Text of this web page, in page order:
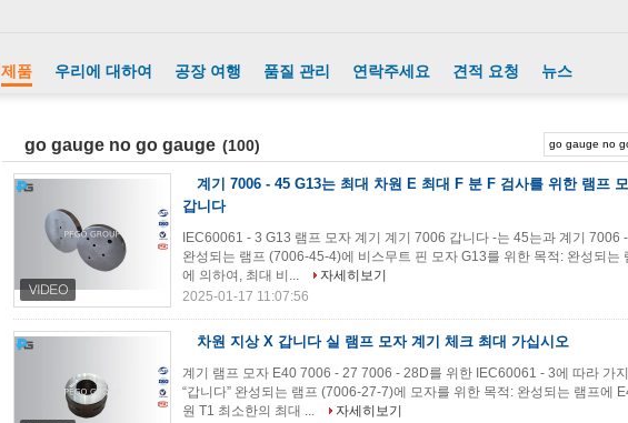
제품 우리에 대하여 공장 여행 품질 관리 연락주세요 견적 요청 뉴스
go gauge no go gauge (100)
계기 7006 - 45 G13는 최대 차원 E 최대 F 분 F 검사를 위한 램프
갑니다
IEC60061 - 3 G13 램프 모자 계기 계기 7006 갑니다 -는 45는과 계기 7006
완성되는 램프 (7006-45-4)에 비스무트 핀 모자 G13를 위한 목적: 완성되는
에 의하여, 최대 비...
자세히보기
2025-01-17 11:07:56
차원 지상 X 갑니다 실 램프 모자 계기 체크 최대 가십시오
계기 램프 모자 E40 7006 - 27 7006 - 28D를 위한 IEC60061 - 3에 따라 가
“갑니다” 완성되는 램프 (7006-27-7)에 모자를 위한 목적: 완성되는 램프에
원 T1 최소한의 최대 ...
자세히보기